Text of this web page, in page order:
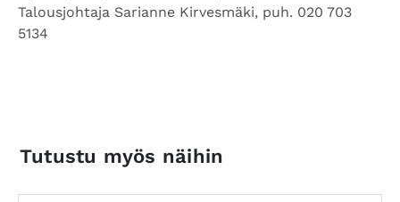
Talousjohtaja Sarianne Kirvesmäki, puh. 020 703
5134
Tutustu myös näihin